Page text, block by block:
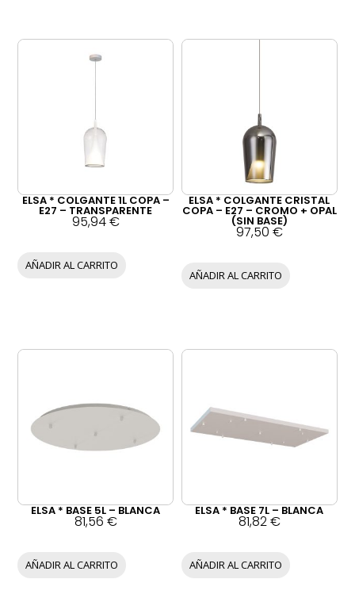
ELSA * COLGANTE 1L COPA –
E27 – TRANSPARENTE
95,94€
AÑADIR AL CARRITO
ELSA * COLGANTE CRISTAL
COPA – E27 – CROMO + OPAL
(SIN BASE)
97,50 €
AÑADIR AL CARRITO
ELSA * BASE 5L – BLANCA
81,56 €
AÑADIR AL CARRITO
ELSA * BASE 7L – BLANCA
81,82€
AÑADIR AL CARRITO